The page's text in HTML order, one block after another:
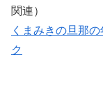
関連）
くまみきの旦那
ク